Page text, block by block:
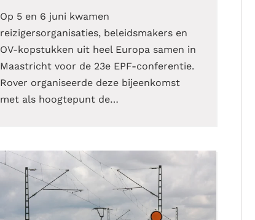
Op 5 en 6 juni kwamen
reizigersorganisaties, beleidsmakers en
OV-kopstukken uit heel Europa samen in
Maastricht voor de 23e EPF-conferentie.
Rover organiseerde deze bijeenkomst
met als hoogtepunt de…